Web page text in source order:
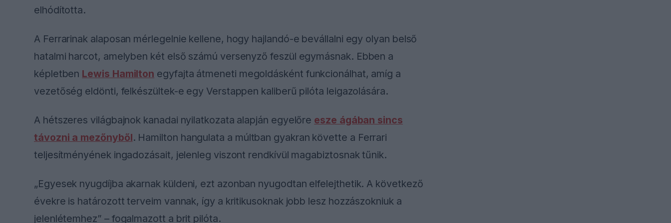
elhódította.
A Ferrarinak alaposan mérlegelnie kellene, hogy hajlandó-e bevállalni egy olyan belső
hatalmi harcot, amelyben két első számú versenyző feszül egymásnak. Ebben a
képletben Lewis Hamilton egyfajta átmeneti megoldásként funkcionálhat, amíg a
vezetőség eldönti, felkészültek-e egy Verstappen kaliberű pilóta leigazolására.
A hétszeres világbajnok kanadai nyilatkozata alapján egyelőre esze ágában sincs
távozni a mezőnyből. Hamilton hangulata a múltban gyakran követte a Ferrari
teljesítményének ingadozásait, jelenleg viszont rendkívül magabiztosnak tűnik.
„Egyesek nyugdíjba akarnak küldeni, ezt azonban nyugodtan elfelejthetik. A következő
évekre is határozott terveim vannak, így a kritikusoknak jobb lesz hozzászokniuk a
jelenlétemhez” – fogalmazott a brit pilóta.